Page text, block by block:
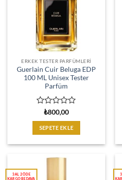
ERKEK TESTER PARFÜMLERI
Guerlain Cuir Beluga EDP
100 ML Unisex Tester
Parfüm
üzerinden
0
oy
aldı
₺800,00
SEPETE EKLE